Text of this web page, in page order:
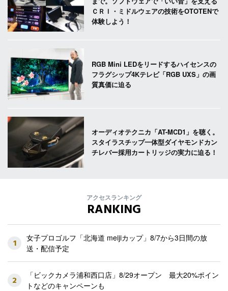
ＣＲＩ・ミドルウェアの技術をOTOTENで
体験しよう！
RGB Mini LEDをリードするハイセンスの
フラグシップ4Kテレビ「RGB UXS」の画
質真価に迫る
オーディオテクニカ「AT-MCD1」を聴く。
スタイラスチップ一体型ダイヤモンドカン
チレバー採用カートリッジの実力に迫る！
アクセスランキング
RANKING
1
女子プロゴルフ「北海道 meijiカップ」8/7から3日間の放
送・配信予定
2
「ビックカメラ浦和西口店」8/29オープン 最大20%ポイン
トなどのキャンペーンも